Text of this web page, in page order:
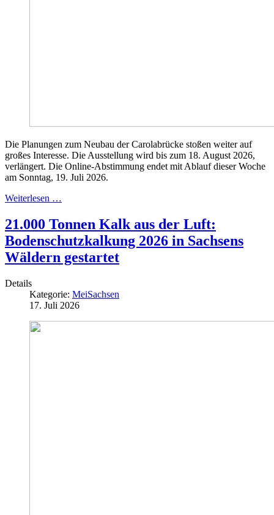
Die Planungen zum Neubau der Carolabrücke stoßen weiter auf
großes Interesse. Die Ausstellung wird bis zum 18. August 2026,
verlängert. Die Online-Abstimmung endet mit Ablauf dieser Woche
am Sonntag, 19. Juli 2026.
Weiterlesen …
21.000 Tonnen Kalk aus der Luft:
Bodenschutzkalkung 2026 in Sachsens
Wäldern gestartet
Details
Kategorie: MeiSachsen
17. Juli 2026